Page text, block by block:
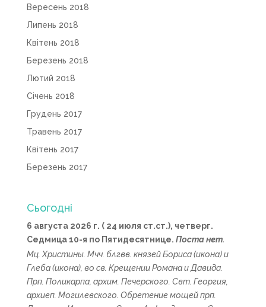
Вересень 2018
Липень 2018
Квітень 2018
Березень 2018
Лютий 2018
Січень 2018
Грудень 2017
Травень 2017
Квітень 2017
Березень 2017
Сьогодні
6 августа 2026 г. ( 24 июля ст.ст.), четверг.
Седмица 10-я по Пятидесятнице. Поста нет.
Мц.Христины. Мчч. блгвв. князейБориса(икона) и
Глеба(икона), во св. Крещении Романа и Давида.
Прп. Поликарпа, архим. Печерского. Свт. Георгия,
архиеп. Могилевского. Обретение мощей прп.